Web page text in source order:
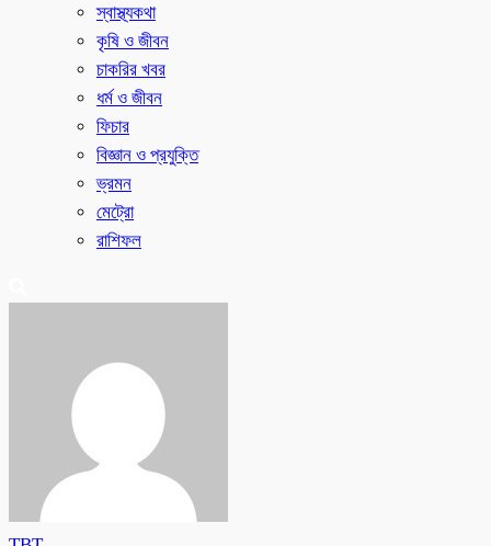
স্বাস্থ্যকথা
কৃষি ও জীবন
চাকরির খবর
ধর্ম ও জীবন
ফিচার
বিজ্ঞান ও প্রযুক্তি
ভ্রমন
মেট্রো
রাশিফল